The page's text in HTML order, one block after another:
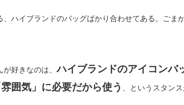
、ハイブランドのバッグばかり合わせてある。ごま
が好きなのは、ハイブランドのアイコンバ
囲気」に必要だから使う
、というスタン